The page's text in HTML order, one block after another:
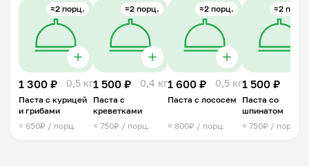
≈2 порц.
1 300 ₽ 0,5 кг
Паста с курицей
и грибами
≈ 650₽ / порц.
≈2 порц.
1 500 ₽ 0,4 кг
Паста с
креветками
≈ 750₽ / порц.
≈2 порц.
1 600 ₽ 0,5 кг
Паста с лососем
≈ 800₽ / порц.
≈2 порц.
1 500 ₽
Паста со
шпинатом
≈ 750₽ / порц.